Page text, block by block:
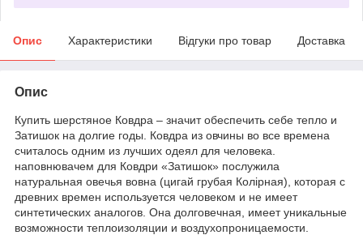
Опис Характеристики Відгуки про товар Доставка
Опис
Купить шерстяное Ковдра – значит обеспечить себе тепло и
Затишок на долгие годы. Ковдра из овчины во все времена
считалось одним из лучших одеял для человека.
наповнювачем для Ковдри «Затишок» послужила
натуральная овечья вовна (цигай грубая Колірная), которая с
древних времен используется человеком и не имеет
синтетических аналогов. Она долговечная, имеет уникальные
возможности теплоизоляции и воздухопроницаемости.